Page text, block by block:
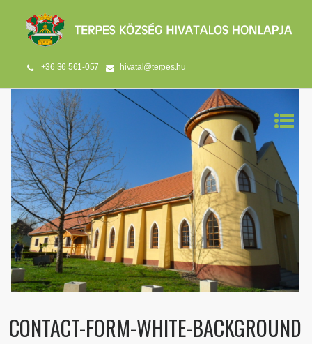
+36 36 561-057 hivatal@terpes.hu
CONTACT-FORM-WHITE-BACKGROUND